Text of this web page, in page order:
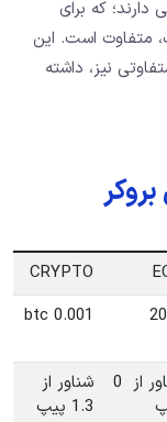
که برای
متفاوت است. این
نیز، داشته
CRYPTO
0.001 btc
شناور از 0
شناور از
1.3 پیپ